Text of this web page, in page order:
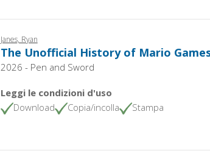
Janes, Ryan
The Unofficial History of Mario
2026 - Pen and Sword
Leggi le condizioni d'uso
Download
Copia/incolla Stampa